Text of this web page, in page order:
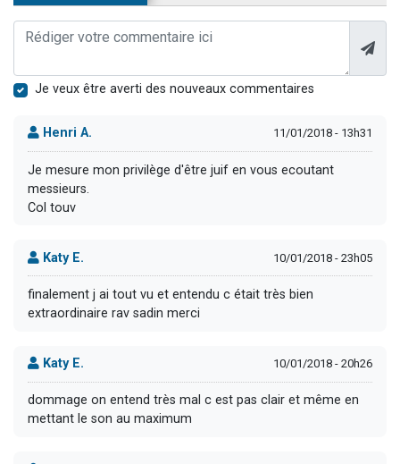
Je veux être averti des nouveaux commentaires
Henri A. 11/01/2018 - 13h31
Je mesure mon privilège d'être juif en vous ecoutant
messieurs.
Col touv
Katy E. 10/01/2018 - 23h05
finalement j ai tout vu et entendu c était très bien
extraordinaire rav sadin merci
Katy E. 10/01/2018 - 20h26
dommage on entend très mal c est pas clair et même en
mettant le son au maximum